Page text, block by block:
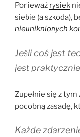
Ponieważ rysiek
siebie (a szkoda),
nieuniknionych
Jeśli coś jest
jest
Zupełnie się z
podobną zasadę,
Każde